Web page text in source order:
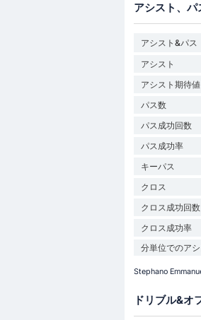
アシスト、
アシスト&パス
アシスト
アシスト期待
パス数
パス成功回数
パス成功率
キーパス
クロス
クロス成功回数
クロス成功率
分単位でのアシ
Stephano
ドリブル&オ